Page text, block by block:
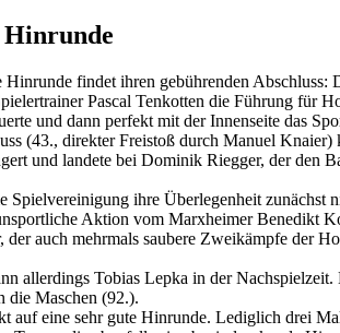
findet ihren gebührenden
Pascal Tenkotten die Führung für
und dann perfekt mit der Innenseite das
(43., direkter Freistoß durch Manuel
und landete bei Dominik Riegger, der den
Spielvereinigung ihre Überlegenheit zunächst
Aktion vom Marxheimer Benedikt
der auch mehrmals saubere Zweikämpfe der
allerdings Tobias Lepka in der
die Maschen (92.).
auf eine sehr gute Hinrunde. Lediglich drei